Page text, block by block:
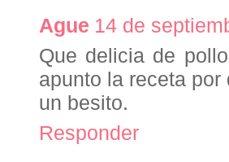
Ague 14 de
Que delicia de
apunto la receta
un besito.
Responder